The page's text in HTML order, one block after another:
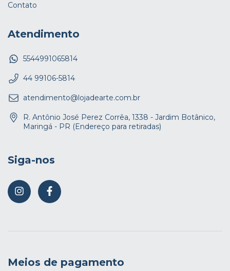
Contato
Atendimento
5544991065814
44 99106-5814
atendimento@lojadearte.com.br
R. Antônio José Perez Corrêa, 1338 - Jardim Botânico,
Maringá - PR (Endereço para retiradas)
Siga-nos
Meios de pagamento